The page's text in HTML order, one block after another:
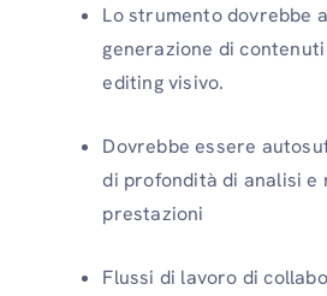
Lo strumento dovrebbe
generazione di
editing visivo.
Dovrebbe essere
di profondità di analisi e
prestazioni
Flussi di lavoro di